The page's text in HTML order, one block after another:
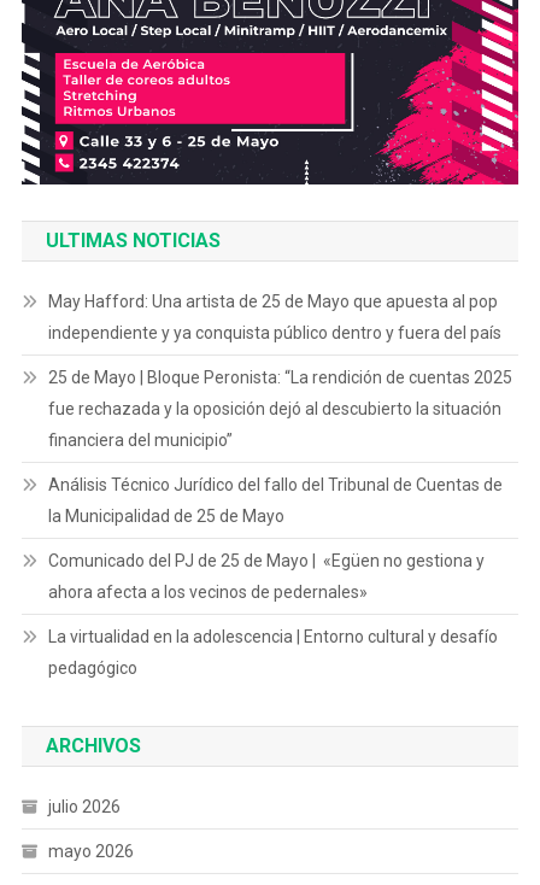
ULTIMAS NOTICIAS
May Hafford: Una artista de 25 de Mayo que apuesta al pop
independiente y ya conquista público dentro y fuera del país
25 de Mayo | Bloque Peronista: “La rendición de cuentas 2025
fue rechazada y la oposición dejó al descubierto la situación
financiera del municipio”
Análisis Técnico Jurídico del fallo del Tribunal de Cuentas de
la Municipalidad de 25 de Mayo
Comunicado del PJ de 25 de Mayo | «Egüen no gestiona y
ahora afecta a los vecinos de pedernales»
La virtualidad en la adolescencia | Entorno cultural y desafío
pedagógico
ARCHIVOS
julio 2026
mayo 2026